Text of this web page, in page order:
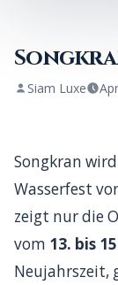
Siam Luxe
Songkran
Wasserfest
zeigt nur die
vom 13. bis
Neujahrszeit,